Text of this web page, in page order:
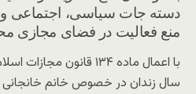
دسته جات سیاسی، اجتماعی
منع فعالیت در فضای مجازی
با اعمال ماده ۱۳۴ قانون
سال زندان در خصوص خانم خانجانی